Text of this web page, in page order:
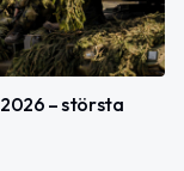
– största